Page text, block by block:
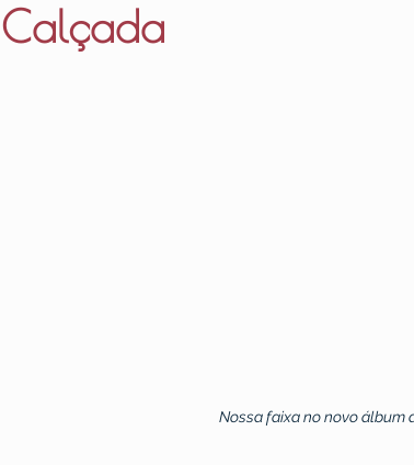
Calçada
Nossa faixa no novo álbum